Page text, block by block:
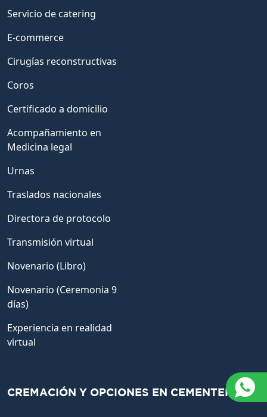
Servicio de catering
E-commerce
Cirugías reconstructivas
Coros
Certificado a domicilio
Acompañamiento en
Medicina legal
Urnas
Traslados nacionales
Directora de protocolo
Transmisión virtual
Novenario (Libro)
Novenario (Ceremonia 9
días)
Experiencia en realidad
virtual
CREMACIÓN Y OPCIONES EN CEMENTERIO